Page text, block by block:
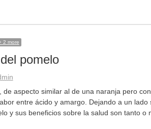
2 more
pomelo
de aspecto similar al de una naranja pero
entre ácido y amargo. Dejando a un
y sus beneficios sobre la salud son tanto o